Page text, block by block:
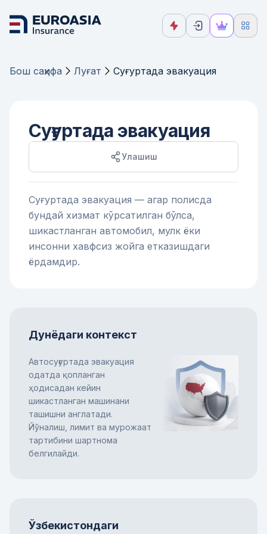
Бош саҳифа Луғат Суғуртада эвакуация
Суғуртада эвакуация
Улашиш
Суғуртада эвакуация — агар полисда
бундай хизмат кўрсатилган бўлса,
шикастланган автомобил, мулк ёки
инсонни хавфсиз жойга етказишдаги
ёрдамдир.
Дунёдаги контекст
Автосуғуртада эвакуация
одатда қопланган
ҳодисадан кейин
шикастланган машинани
ташишни англатади.
Йўналиш, лимит ва мурожаат
тартибини шартнома
белгилайди.
Ўзбекистондаги